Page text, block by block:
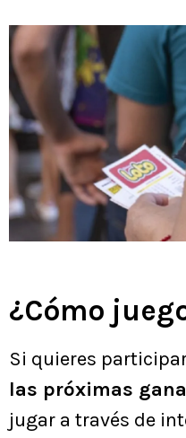
¿Cómo
Si quieres
las próximas
jugar a través de